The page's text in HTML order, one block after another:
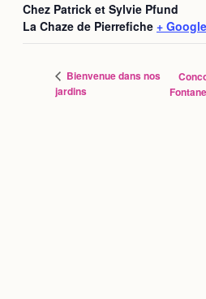
Chez Patrick et Sylvie Pfund
La Chaze de Pierrefiche +
Bienvenue dans nos
jardins